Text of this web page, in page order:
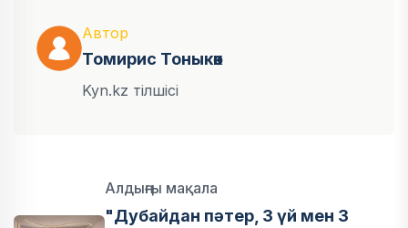
Автор
Томирис Тоныкөк
Kyn.kz тілшісі
Алдыңғы мақала
"Дубайдан пәтер, 3 үй мен 3